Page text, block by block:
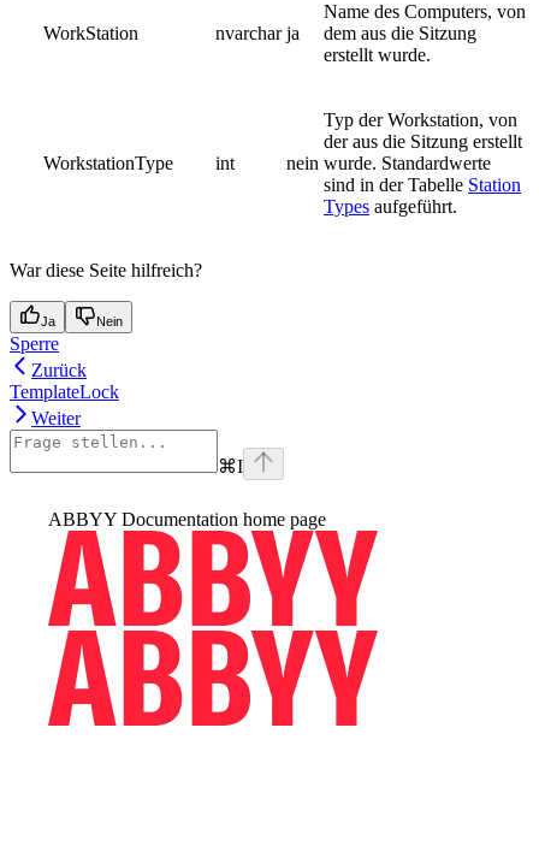
WorkStation nvarchar ja
Name des Computers, von
dem aus die Sitzung
erstellt wurde.
WorkstationType int nein
Typ der Workstation, von
der aus die Sitzung erstellt
wurde. Standardwerte
sind in der Tabelle Station
Types aufgeführt.
War diese Seite hilfreich?
Ja Nein
Sperre
Zurück
TemplateLock
Weiter
⌘I
ABBYY Documentation home page